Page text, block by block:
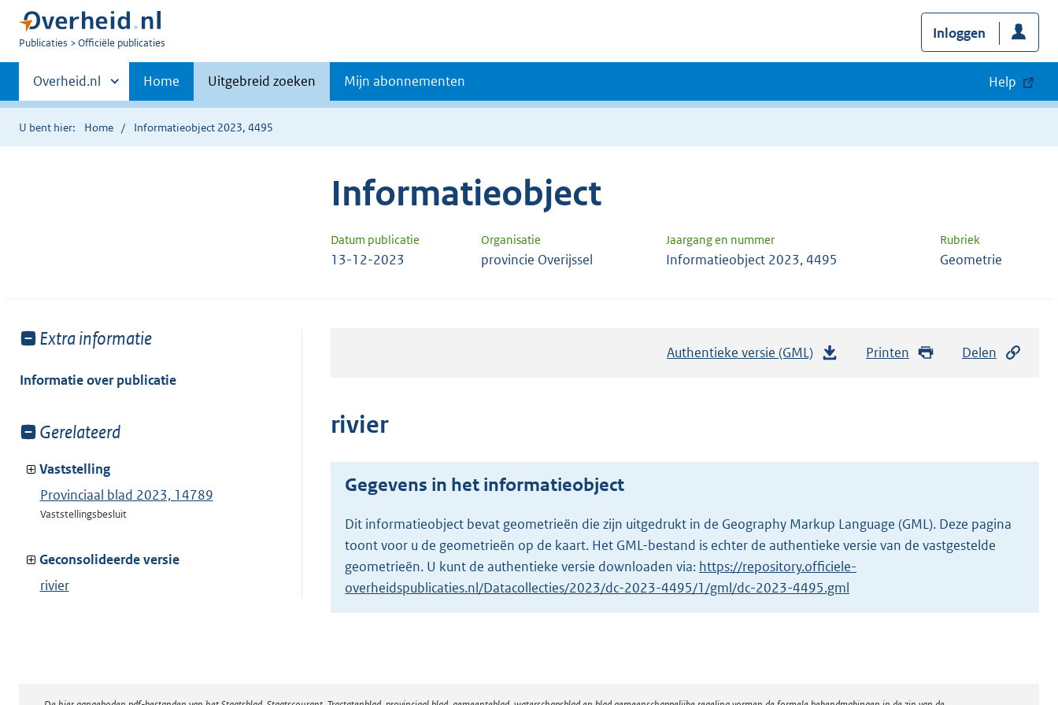
U
Publicaties Officiële publicaties
Inloggen
Primaire
navigatie
Andere
sites
binnen
Overheid.nl Home Uitgebreid zoeken Mijn abonnementen Help
U bent hier: Home Informatieobject 2023, 4495
Informatieobject
Datum publicatie Organisatie Jaargang en nummer Rubriek
13-12-2023 provincie Overijssel Informatieobject 2023, 4495 Geometrie
Toon
van:
Extra informatie
Informatie over publicatie
Toon
van:
Gerelateerd
Vaststelling
Provinciaal blad 2023, 14789
Vaststellingsbesluit
Geconsolideerde versie
rivier
Authentieke versie (GML)
n
g
r
o
o
Printen Delen
rivier
Gegevens in het informatieobject
Dit informatieobject bevat geometrieën die zijn uitgedrukt in de Geography Markup Language (GML). Deze pagina
toont voor u de geometrieën op de kaart. Het GML-bestand is echter de authentieke versie van de vastgestelde
geometrieën. U kunt de authentieke versie downloaden via: https://repository.officiele-
overheidspublicaties.nl/Datacollecties/2023/dc-2023-4495/1/gml/dc-2023-4495.gml